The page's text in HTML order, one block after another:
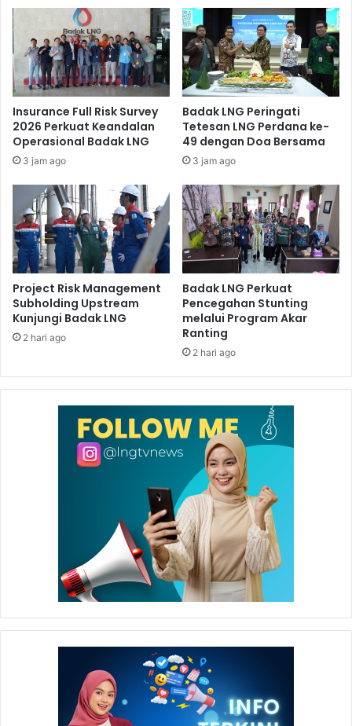
Insurance Full Risk Survey
2026 Perkuat Keandalan
Operasional Badak LNG
3 jam ago
Badak LNG Peringati
Tetesan LNG Perdana ke-
49 dengan Doa Bersama
3 jam ago
Project Risk Management
Subholding Upstream
Kunjungi Badak LNG
2 hari ago
Badak LNG Perkuat
Pencegahan Stunting
melalui Program Akar
Ranting
2 hari ago